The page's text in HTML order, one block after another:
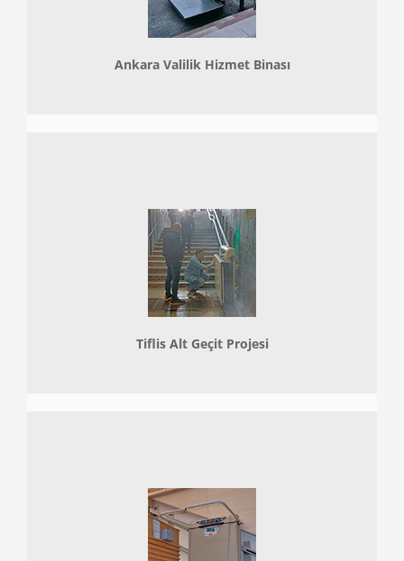
Ankara Valilik Hizmet Binası
Tiflis Alt Geçit Projesi